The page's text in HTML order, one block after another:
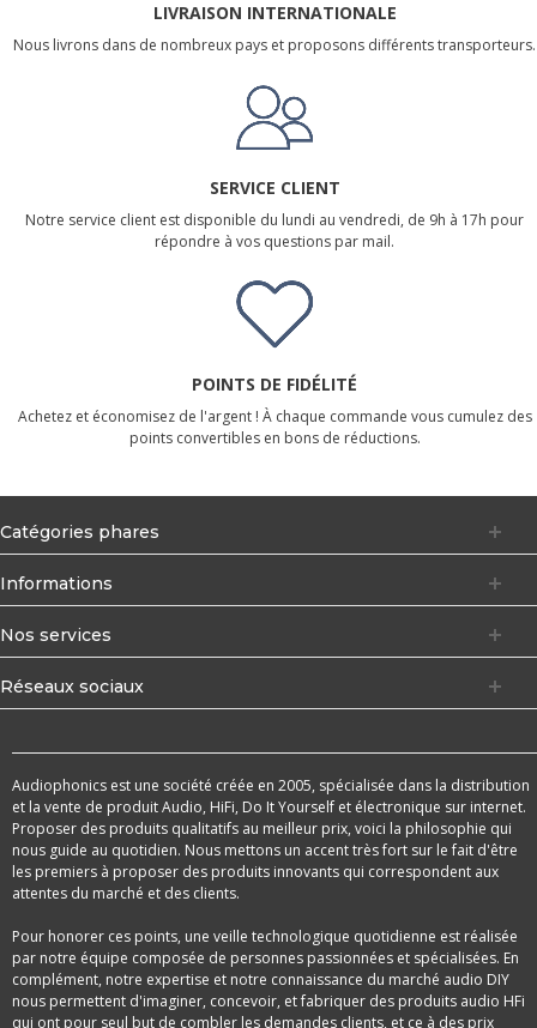
LIVRAISON INTERNATIONALE
Nous livrons dans de nombreux pays et proposons différents transporteurs.
SERVICE CLIENT
Notre service client est disponible du lundi au vendredi, de 9h à 17h pour
répondre à vos questions par mail.
POINTS DE FIDÉLITÉ
Achetez et économisez de l'argent ! À chaque commande vous cumulez des
points convertibles en bons de réductions.
Catégories phares
Informations
Nos services
Réseaux sociaux
Audiophonics est une société créée en 2005, spécialisée dans la distribution
et la vente de produit Audio, HiFi, Do It Yourself et électronique sur internet.
Proposer des produits qualitatifs au meilleur prix, voici la philosophie qui
nous guide au quotidien. Nous mettons un accent très fort sur le fait d'être
les premiers à proposer des produits innovants qui correspondent aux
attentes du marché et des clients.
Pour honorer ces points, une veille technologique quotidienne est réalisée
par notre équipe composée de personnes passionnées et spécialisées. En
complément, notre expertise et notre connaissance du marché audio DIY
nous permettent d'imaginer, concevoir, et fabriquer des produits audio HFi
qui ont pour seul but de combler les demandes clients, et ce à des prix